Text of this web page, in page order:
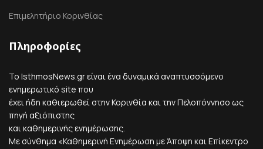
Επιμελητήριο Κορινθίας
Πληροφορίες
Το IsthmosNews.gr είναι ένα δυναμικά αναπτυσσόμενο
ενημερωτικό site που
έχει ήδη καθιερωθεί στην Κορινθία και την Πελοπόννησο ως
πηγή αξιόπιστης
και καθημερινής ενημέρωσης.
Με σύνθημα «Καθημερινή Ενημέρωση με Άποψη και Επίκεντρο